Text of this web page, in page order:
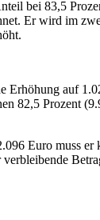
bei 83,5
Er wird im
Erhöhung auf
82,5 Prozent
Euro muss er